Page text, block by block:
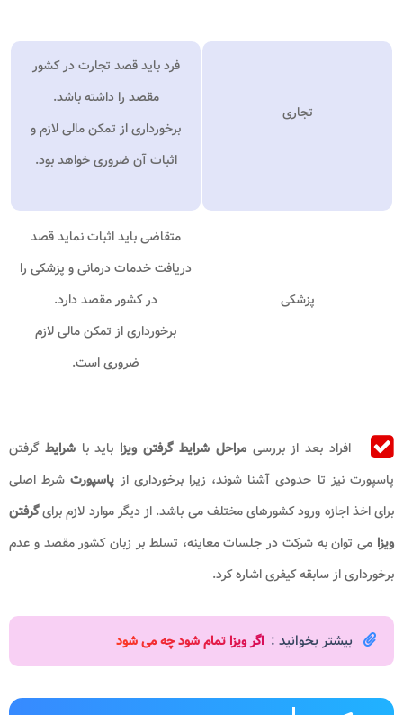
تجاری
فرد باید قصد تجارت در کشور
مقصد را داشته باشد.
برخورداری از تمکن مالی لازم و
اثبات آن ضروری خواهد بود.
پزشکی
متقاضی باید اثبات نماید قصد
دریافت خدمات درمانی و پزشکی را
در کشور مقصد دارد.
برخورداری از تمکن مالی لازم
ضروری است.
افراد بعد از بررسیمراحل شرایط گرفتن ویزا باید باشرایطگرفتن
پاسپورت نیز تا حدودی آشنا شوند، زیرا برخورداری از پاسپورت شرط اصلی
برای اخذ اجازه ورود کشورهای مختلف می باشد. از دیگر موارد لازم برایگرفتن
ویزا می توان به شرکت در جلسات معاینه، تسلط بر زبان کشور مقصد و عدم
برخورداری از سابقه کیفری اشاره کرد.
بیشتر بخوانید : اگر ویزا تمام شود چه می شود